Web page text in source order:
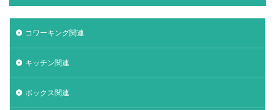
コワーキング関連
キッチン関連
ボックス関連